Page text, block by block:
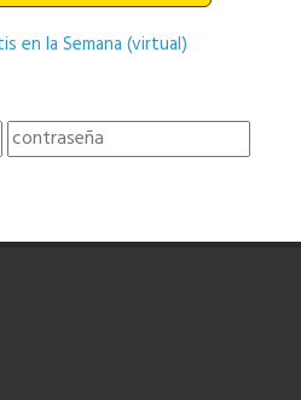
en la Semana (virtual)